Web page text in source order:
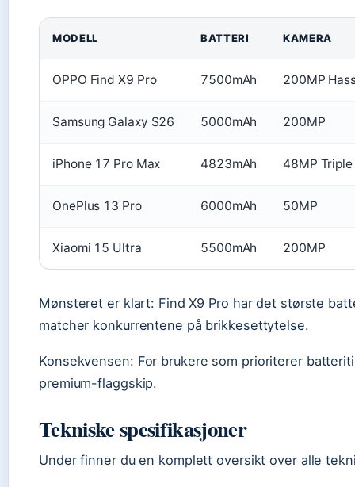
MODELL BATTERI KAMERA
OPPO Find X9 Pro 7500mAh 200MP
Samsung Galaxy S26 5000mAh 200MP
iPhone 17 Pro Max 4823mAh 48MP Triple
OnePlus 13 Pro 6000mAh 50MP
Xiaomi 15 Ultra 5500mAh 200MP
Mønsteret er klart: Find X9 Pro har det største
matcher konkurrentene på brikkesettytelse.
Konsekvensen: For brukere som prioriterer
premium-flaggskip.
Tekniske spesifikasjoner
Under finner du en komplett oversikt over alle